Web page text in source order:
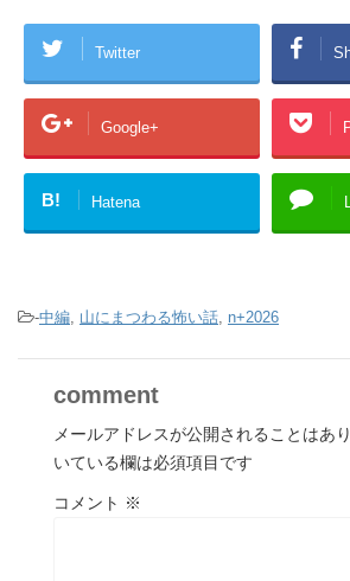
Twitter
Google+
B! Hatena
-中編, 山にまつわる怖い話, n+2026
comment
メールアドレスが公開されることはあり
いている欄は必須項目です
コメント ※